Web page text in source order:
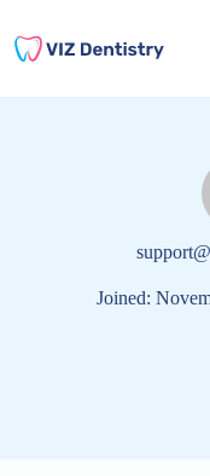
content
Joined: